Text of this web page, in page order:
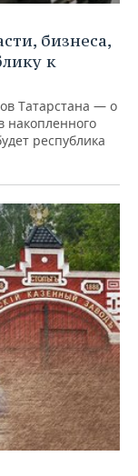
бизнеса,
к
Татарстана — о
накопленного
республика